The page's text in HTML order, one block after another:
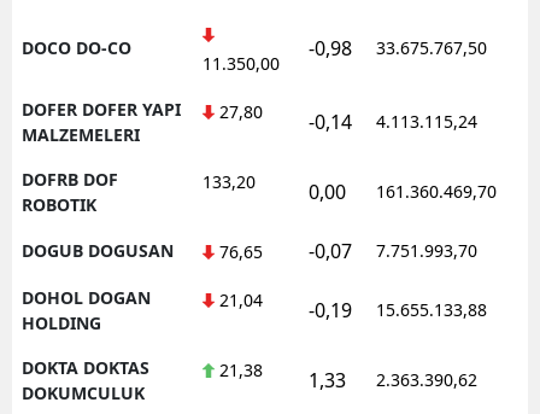
DOCO DO-CO
11.350,00
-0,98 33.675.767,50
DOFER DOFER YAPI
MALZEMELERI
27,80 -0,14 4.113.115,24
DOFRB DOF
ROBOTIK
133,20 0,00 161.360.469,70
DOGUB DOGUSAN 76,65 -0,07 7.751.993,70
DOHOL DOGAN
HOLDING
21,04 -0,19 15.655.133,88
DOKTA DOKTAS
DOKUMCULUK
21,38 1,33 2.363.390,62